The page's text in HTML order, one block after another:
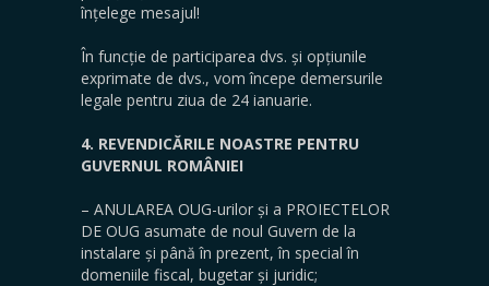
înțelege mesajul!
În funcție de participarea dvs. și opțiunile
exprimate de dvs., vom începe demersurile
legale pentru ziua de 24 ianuarie.
4. REVENDICĂRILE NOASTRE PENTRU
GUVERNUL ROMÂNIEI
– ANULAREA OUG-urilor și a PROIECTELOR
DE OUG asumate de noul Guvern de la
instalare și până în prezent, în special în
domeniile fiscal, bugetar și juridic;